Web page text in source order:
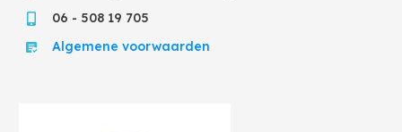
06 - 508 19 705
Algemene voorwaarden